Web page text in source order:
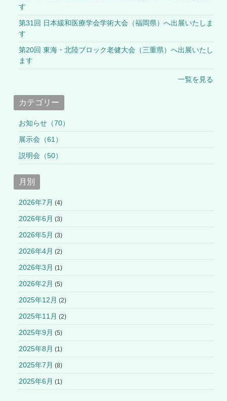
す
第31回 日本緩和医療学会学術大会（福岡県）へ出展いたしま
す
第20回 東海・北陸ブロック老健大会（三重県）へ出展いたし
ます
一覧を見る
カテゴリー
お知らせ（70）
展示会（61）
説明会（50）
月別
2026年7月 (4)
2026年6月 (3)
2026年5月 (3)
2026年4月 (2)
2026年3月 (1)
2026年2月 (5)
2025年12月 (2)
2025年11月 (2)
2025年9月 (5)
2025年8月 (1)
2025年7月 (8)
2025年6月 (1)